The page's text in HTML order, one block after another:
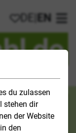
du zulassen
stehen dir
der Website
den
My favorites
DE EN